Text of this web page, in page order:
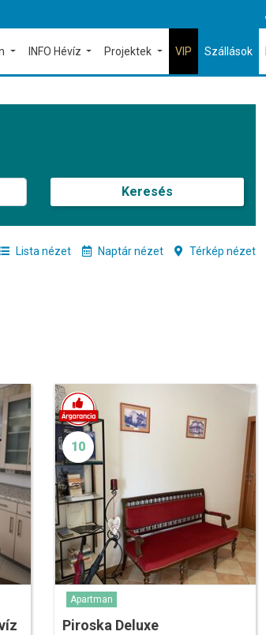
INFO Hévíz Projektek VIP Szállások
Keresés
Lista nézet Naptár nézet Térkép nézet
10
Apartman
Piroska Deluxe